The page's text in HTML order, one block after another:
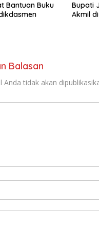
Bantuan Buku
Bupati
Akmil
Balasan
Anda tidak akan